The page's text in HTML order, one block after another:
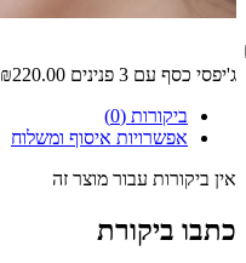
ג'יפסי כסף עם 3 פנינים
₪220.00
ביקורות (0)
אפשרויות איסוף ומשלוח
אין ביקורות עבור מוצר זה
כתבו ביקורת